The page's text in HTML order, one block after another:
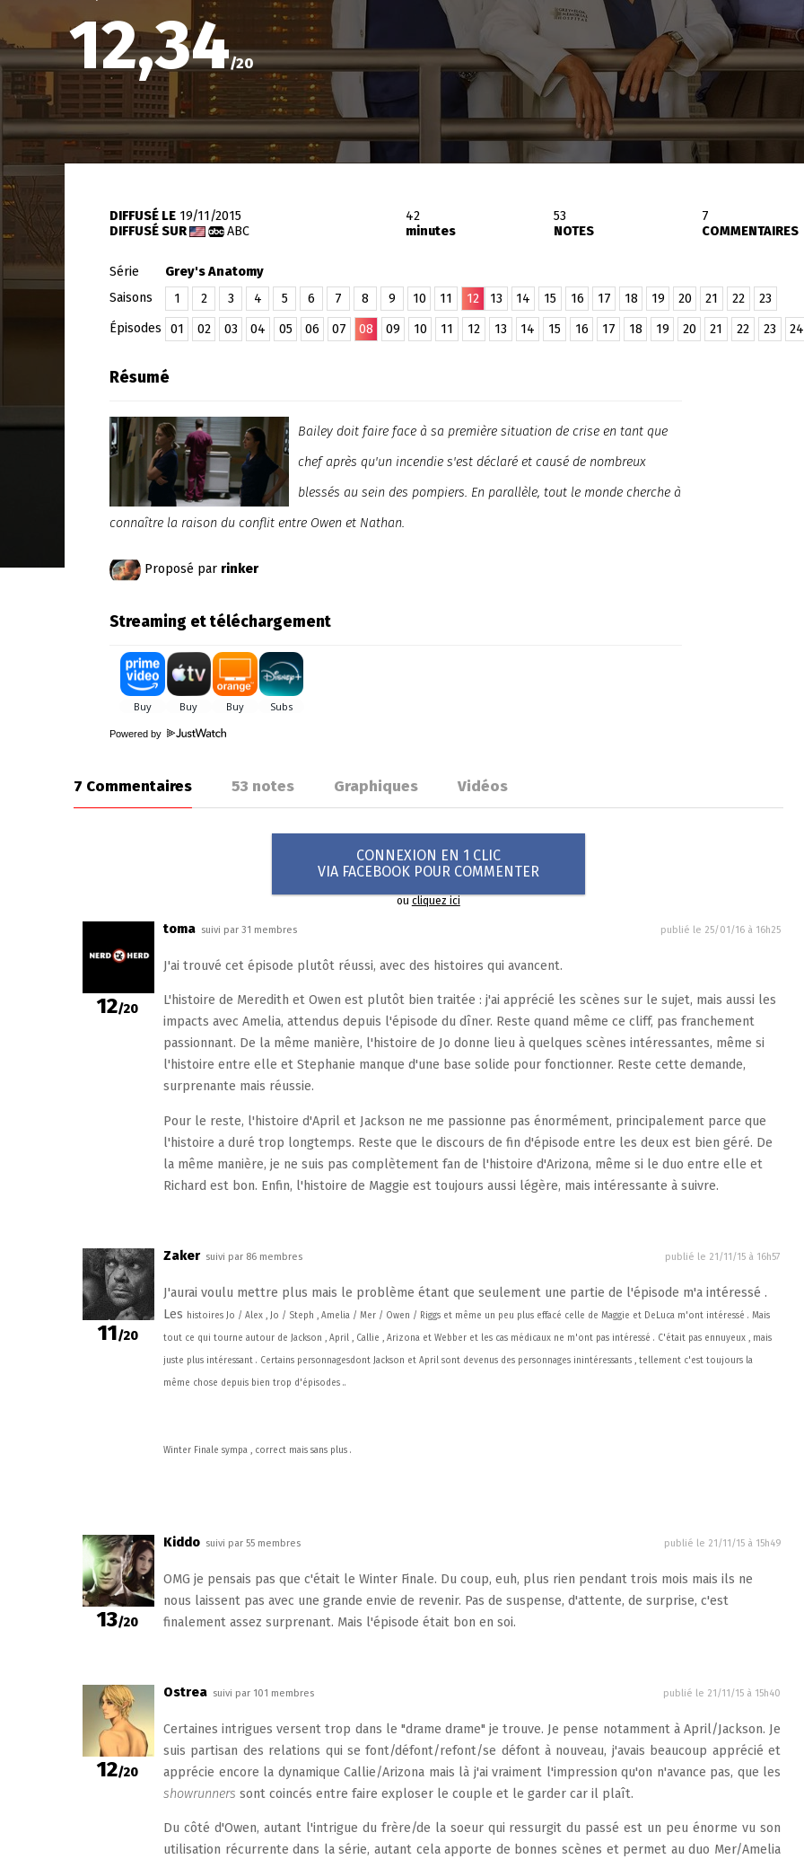
12,34/20
DIFFUSÉ LE 19/11/2015
DIFFUSÉ SUR
ABC
42
minutes
53
NOTES
7
COMMENTAIRES
Série
Grey's Anatomy
Saisons
1 2 3 4 5 6 7 8 9 10 11 12 13 14 15 16 17 18 19 20 21 22
23
Épisodes
01 02 03 04 05 06 07 08 09 10 11 12 13 14 15 16 17 18 19 20 21 22 23 24
Résumé
Bailey doit faire face à sa première situation de crise en tant que
chef après qu'un incendie s'est déclaré et causé de nombreux
blessés au sein des pompiers. En parallèle, tout le monde cherche à
connaître la raison du conflit entre Owen et Nathan.
Proposé par rinker
Streaming et téléchargement
Powered by
7 Commentaires 53 notes Graphiques Vidéos
CONNEXION EN 1 CLIC
VIA FACEBOOK POUR COMMENTER
oucliquez ici
12/20
toma suivi par 31 membres publié le 25/01/16 à 16h25
J'ai trouvé cet épisode plutôt réussi, avec des histoires qui avancent.
L'histoire de Meredith et Owen est plutôt bien traitée : j'ai apprécié les scènes sur le sujet, mais aussi les
impacts avec Amelia, attendus depuis l'épisode du dîner. Reste quand même ce cliff, pas franchement
passionnant. De la même manière, l'histoire de Jo donne lieu à quelques scènes intéressantes, même si
l'histoire entre elle et Stephanie manque d'une base solide pour fonctionner. Reste cette demande,
surprenante mais réussie.
Pour le reste, l'histoire d'April et Jackson ne me passionne pas énormément, principalement parce que
l'histoire a duré trop longtemps. Reste que le discours de fin d'épisode entre les deux est bien géré. De
la même manière, je ne suis pas complètement fan de l'histoire d'Arizona, même si le duo entre elle et
Richard est bon. Enfin, l'histoire de Maggie est toujours aussi légère, mais intéressante à suivre.
11/20
Zaker suivi par 86 membres publié le 21/11/15 à 16h57
J'aurai voulu mettre plus mais le problème étant que seulement une partie de l'épisode m'a intéressé .
Les histoires Jo / Alex , Jo / Steph , Amelia / Mer / Owen / Riggs et même un peu plus effacé celle de Maggie et DeLuca m'ont intéressé . Mais
tout ce qui tourne autour de Jackson , April , Callie , Arizona et Webber et les cas médicaux ne m'ont pas intéressé . C'était pas ennuyeux , mais
juste plus intéressant . Certains personnagesdont Jackson et April sont devenus des personnages inintéressants , tellement c'est toujours la
même chose depuis bien trop d'épisodes ..
Winter Finale sympa , correct mais sans plus .
13/20
Kiddo suivi par 55 membres publié le 21/11/15 à 15h49
OMG je pensais pas que c'était le Winter Finale. Du coup, euh, plus rien pendant trois mois mais ils ne
nous laissent pas avec une grande envie de revenir. Pas de suspense, d'attente, de surprise, c'est
finalement assez surprenant. Mais l'épisode était bon en soi.
12/20
Ostrea suivi par 101 membres publié le 21/11/15 à 15h40
Certaines intrigues versent trop dans le "drame drame" je trouve. Je pense notamment à April/Jackson. Je
suis partisan des relations qui se font/défont/refont/se défont à nouveau, j'avais beaucoup apprécié et
apprécie encore la dynamique Callie/Arizona mais là j'ai vraiment l'impression qu'on n'avance pas, que les
showrunners sont coincés entre faire exploser le couple et le garder car il plaît.
Du côté d'Owen, autant l'intrigue du frère/de la soeur qui ressurgit du passé est un peu énorme vu son
utilisation récurrente dans la série, autant cela apporte de bonnes scènes et permet au duo Mer/Amelia